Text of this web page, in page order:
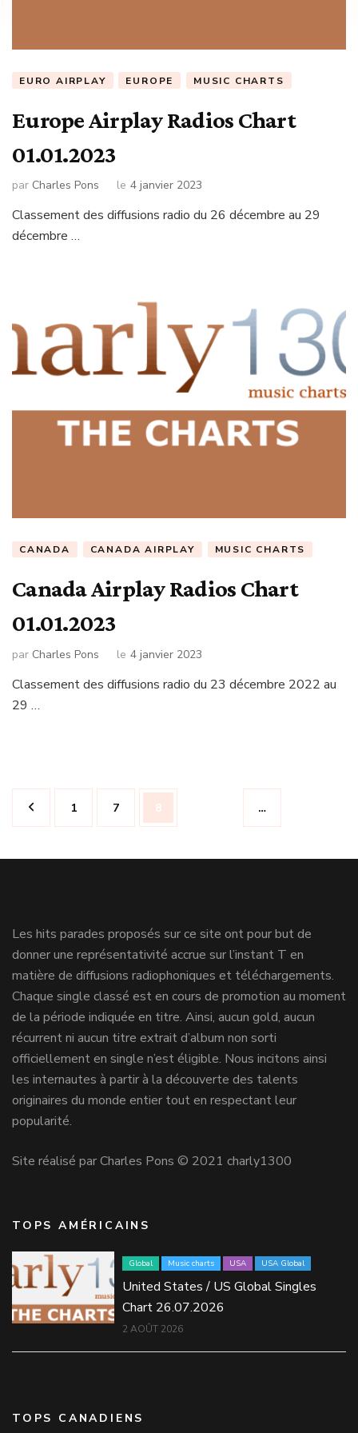
EURO AIRPLAY EUROPE MUSIC CHARTS
Europe Airplay Radios Chart
01.01.2023
par Charles Pons le 4 janvier 2023
Classement des diffusions radio du 26 décembre au 29
décembre …
CANADA CANADA AIRPLAY MUSIC CHARTS
Canada Airplay Radios Chart
01.01.2023
par Charles Pons le 4 janvier 2023
Classement des diffusions radio du 23 décembre 2022 au
29 …
Navigation
des
Page
1 …
Page
7 Page
8
Les hits parades proposés sur ce site ont pour but de
donner une représentativité accrue sur l’instant T en
matière de diffusions radiophoniques et téléchargements.
Chaque single classé est en cours de promotion au moment
de la période indiquée en titre. Ainsi, aucun gold, aucun
récurrent ni aucun titre extrait d’album non sorti
officiellement en single n’est éligible. Nous incitons ainsi
les internautes à partir à la découverte des talents
originaires du monde entier tout en respectant leur
popularité.
Site réalisé par Charles Pons © 2021 charly1300
TOPS AMÉRICAINS
Global Music charts USA USA Global
United States / US Global Singles
Chart 26.07.2026
2 AOÛT 2026
TOPS CANADIENS